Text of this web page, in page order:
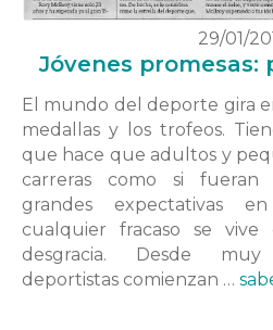
29/01/
Jóvenes promesas:
El mundo del deporte gira
medallas y los trofeos.
que hace que adultos y
carreras como si fueran
grandes expectativas
cualquier fracaso se
desgracia. Desde
deportistas comienzan …